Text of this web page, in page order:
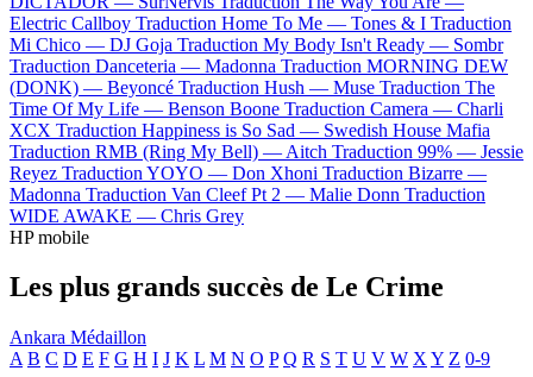
Electric Callboy Traduction Home To Me — Tones & I Traduction
Mi Chico — DJ Goja Traduction My Body Isn't Ready — Sombr
Traduction Danceteria — Madonna Traduction MORNING DEW
(DONK) — Beyoncé Traduction Hush — Muse Traduction The
Time Of My Life — Benson Boone Traduction Camera — Charli
XCX Traduction Happiness is So Sad — Swedish House Mafia
Traduction RMB (Ring My Bell) — Aitch Traduction 99% — Jessie
Reyez Traduction YOYO — Don Xhoni Traduction Bizarre —
Madonna Traduction Van Cleef Pt 2 — Malie Donn Traduction
WIDE AWAKE — Chris Grey
HP mobile
Les plus grands succès de Le Crime
Ankara Médaillon
A B C D E F G H I J K L M N O P Q R S T U V W X Y Z 0-9